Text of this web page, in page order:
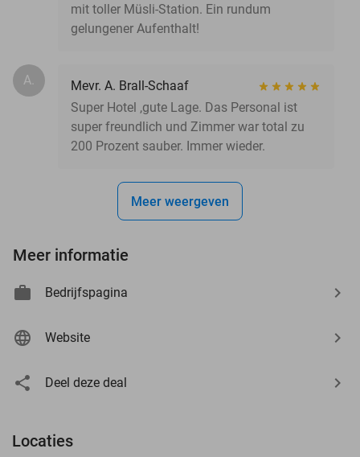
mit toller Müsli-Station. Ein rundum
gelungener Aufenthalt!
A.
Mevr. A. Brall-Schaaf
Super Hotel ,gute Lage. Das Personal ist
super freundlich und Zimmer war total zu
200 Prozent sauber. Immer wieder.
Meer weergeven
Meer informatie
Bedrijfspagina
Website
Deel deze deal
Locaties